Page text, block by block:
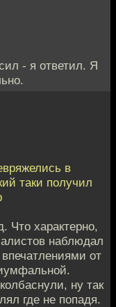
- я ответил. Я
в
таки получил
Что характерно,
наблюдал
от
ну так
где не попадя.